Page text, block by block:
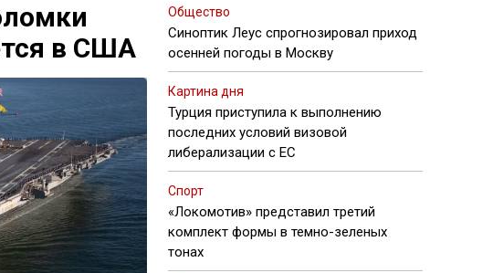
в США
Общество
Синоптик Леус спрогнозировал приход
осенней погоды в Москву
Картина дня
Турция приступила к выполнению
последних условий визовой
либерализации с ЕС
Спорт
«Локомотив» представил третий
комплект формы в темно-зеленых
тонах